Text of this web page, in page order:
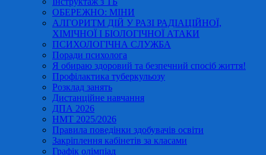
ОБЕРЕЖНО: МІНИ
АЛГОРИТМ ДІЙ У РАЗІ РАДІАЦІЙНОЇ,
ХІМІЧНОЇ І БІОЛОГІЧНОЇ АТАКИ
ПСИХОЛОГІЧНА СЛУЖБА
Поради психолога
Я обираю здоровий та безпечний спосіб життя!
Профілактика туберкульозу
Розклад занять
Дистанційне навчання
ДПА 2026
НМТ 2025/2026
Правила поведінки здобувачів освіти
Закріплення кабінетів за класами
Графік олімпіад